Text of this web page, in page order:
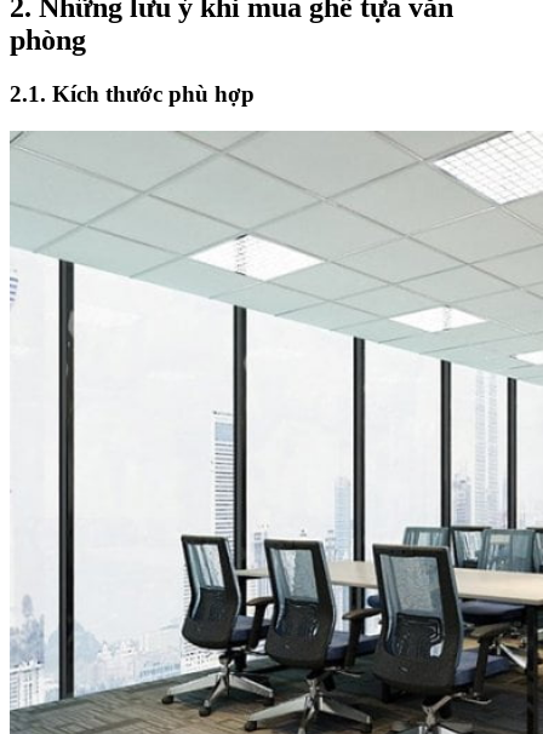
2. Những lưu ý khi mua ghế tựa văn
phòng
2.1. Kích thước phù hợp